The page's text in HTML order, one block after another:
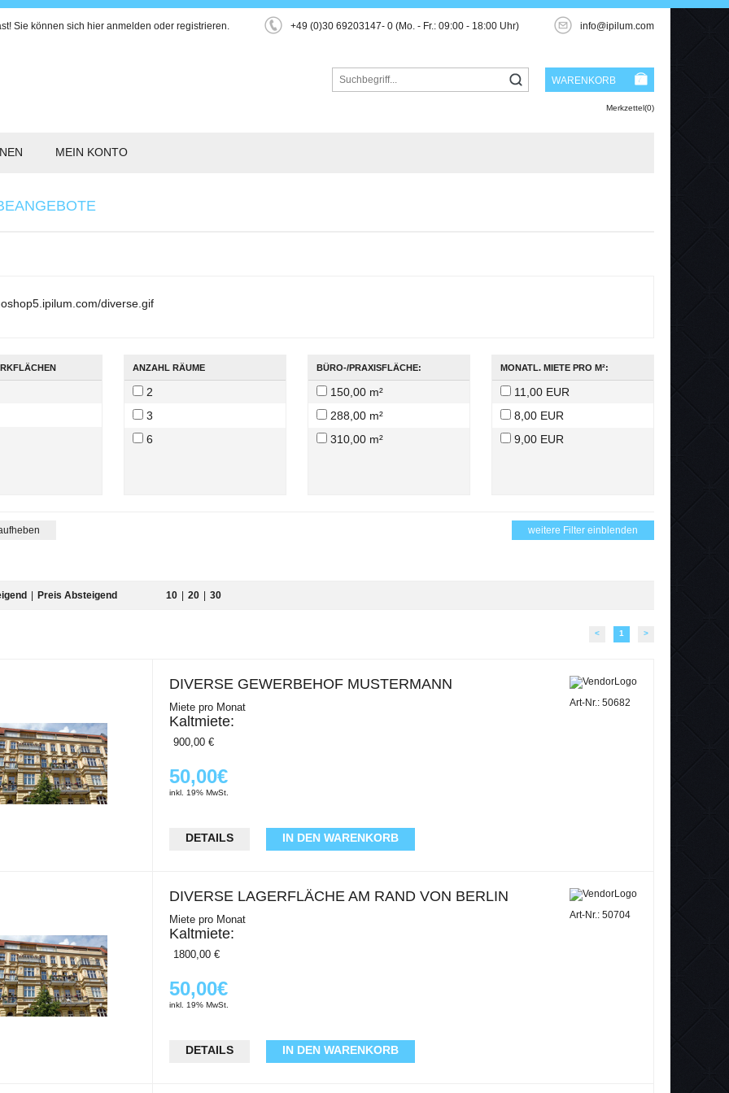
Sie können sich hier anmelden oder registrieren. +49 (0)30 69203147- 0 (Mo. - Fr.: 09:00 - 18:00 Uhr) info@ipilum.com
WARENKORB
Merkzettel(0)
MEIN KONTO
ANZAHL RÄUME
2
3
6
BÜRO-/PRAXISFLÄCHE:
150,00 m²
288,00 m²
310,00 m²
MONATL. MIETE PRO M²:
11,00 EUR
8,00 EUR
9,00 EUR
weitere Filter einblenden
Preis Absteigend 10 20 30
< 1 >
DIVERSE GEWERBEHOF MUSTERMANN
Miete pro Monat
Kaltmiete:
900,00 €
Nebenkosten:
150,00 €
2 Netto-Kaltmieten
Wohnungsdetails
Verkaufsfläche:
Nebenfläche:
Gesamtfläche:
Art-Nr.: 50682
50,00€
inkl. 19% MwSt.
DETAILS IN DEN WARENKORB
DIVERSE LAGERFLÄCHE AM RAND VON BERLIN
Miete pro Monat
Kaltmiete:
1800,00 €
Nebenkosten:
200,00 €
Art-Nr.: 50704
50,00€
inkl. 19% MwSt.
DETAILS IN DEN WARENKORB